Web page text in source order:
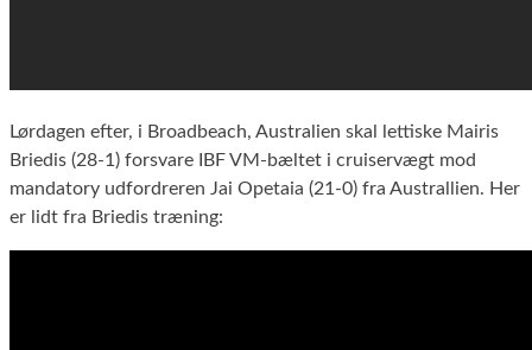
Lørdagen efter, i Broadbeach, Australien skal lettiske Mairis
Briedis (28-1) forsvare IBF VM-bæltet i cruiservægt mod
mandatory udfordreren Jai Opetaia (21-0) fra Australlien. Her
er lidt fra Briedis træning: